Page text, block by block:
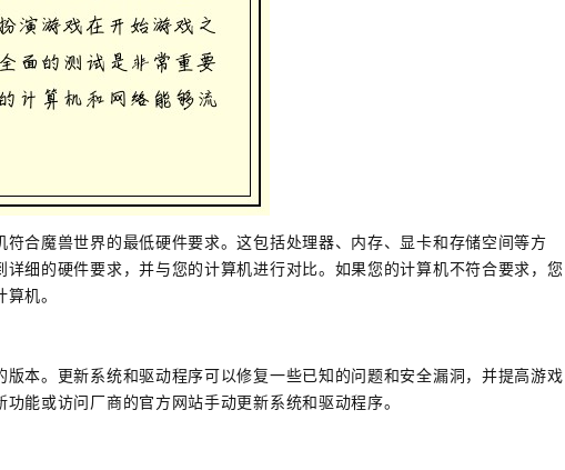
合魔兽世界的最低硬件要求。这包括处理器、内存、显卡和存储空间等方
细的硬件要求，并与您的计算机进行对比。如果您的计算机不符合要求，您
机。
本。更新系统和驱动程序可以修复一些已知的问题和安全漏洞，并提高游戏
能或访问厂商的官方网站手动更新系统和驱动程序。